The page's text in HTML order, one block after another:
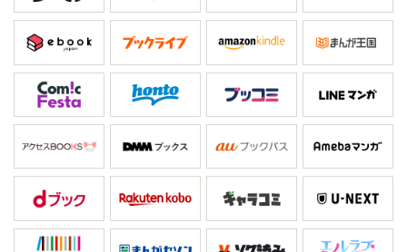
今彼の隣に裸でいることを思いだして…？